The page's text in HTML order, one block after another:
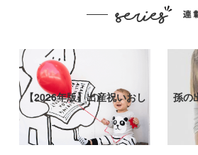
【2026年版】出産祝いおし
ゃれなプ…
孫の